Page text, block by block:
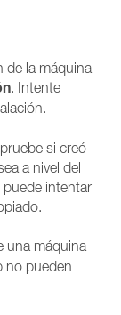
de la máquina
. Intente
si creó
a nivel del
puede intentar
una máquina
no pueden